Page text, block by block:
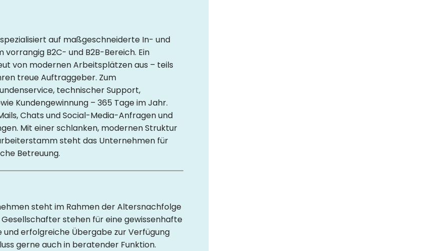
auf maßgeschneiderte In- und
B2C- und B2B-Bereich. Ein
von modernen Arbeitsplätzen aus – teils
treue Auftraggeber. Zum
technischer Support,
Kundengewinnung – 365 Tage im Jahr.
Chats und Social-Media-Anfragen und
Mit einer schlanken, modernen Struktur
steht das Unternehmen für
Betreuung.
steht im Rahmen der Altersnachfolge
stehen für eine gewissenhafte
erfolgreiche Übergabe zur Verfügung
gerne auch in beratender Funktion.